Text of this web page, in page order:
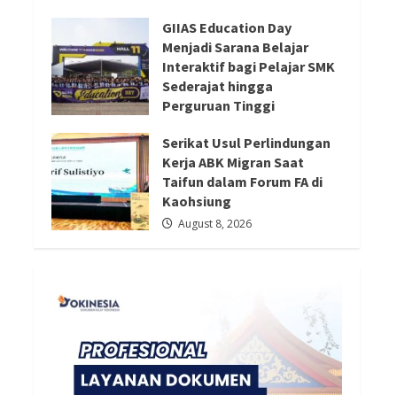
GIIAS Education Day
Menjadi Sarana Belajar
Interaktif bagi Pelajar SMK
Sederajat hingga
Perguruan Tinggi
Serikat Usul Perlindungan
Kerja ABK Migran Saat
Taifun dalam Forum FA di
Kaohsiung
August 8, 2026